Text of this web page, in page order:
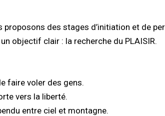
proposons des stages d’initiation et de
objectif clair : la recherche du PLAISIR.
faire voler des gens.
vers la liberté.
entre ciel et montagne.